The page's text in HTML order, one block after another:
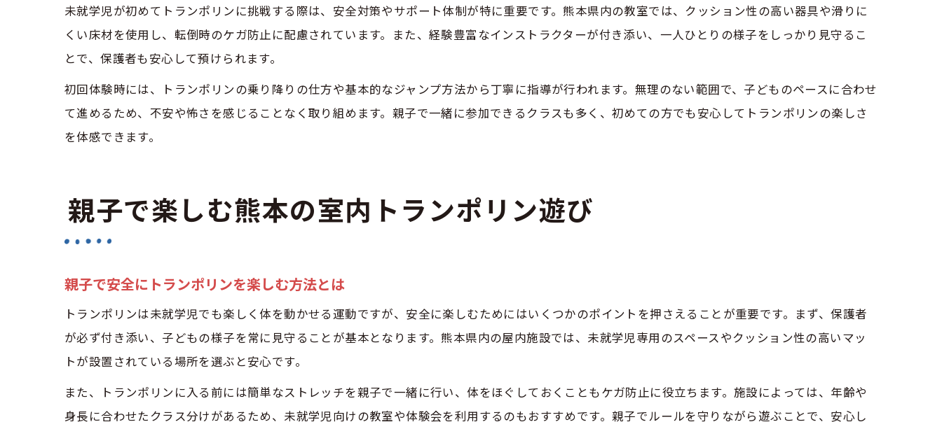
未就学児が初めてトランポリンに挑戦する際は、安全対策やサポート体制が特に重要です。熊本県内の教室では、クッション性の高い器具や滑りに
くい床材を使用し、転倒時のケガ防止に配慮されています。また、経験豊富なインストラクターが付き添い、一人ひとりの様子をしっかり見守るこ
とで、保護者も安心して預けられます。
初回体験時には、トランポリンの乗り降りの仕方や基本的なジャンプ方法から丁寧に指導が行われます。無理のない範囲で、子どものペースに合わせ
て進めるため、不安や怖さを感じることなく取り組めます。親子で一緒に参加できるクラスも多く、初めての方でも安心してトランポリンの楽しさ
を体感できます。
親子で楽しむ熊本の室内トランポリン遊び
親子で安全にトランポリンを楽しむ方法とは
トランポリンは未就学児でも楽しく体を動かせる運動ですが、安全に楽しむためにはいくつかのポイントを押さえることが重要です。まず、保護者
が必ず付き添い、子どもの様子を常に見守ることが基本となります。熊本県内の屋内施設では、未就学児専用のスペースやクッション性の高いマッ
トが設置されている場所を選ぶと安心です。
また、トランポリンに入る前には簡単なストレッチを親子で一緒に行い、体をほぐしておくこともケガ防止に役立ちます。施設によっては、年齢や
身長に合わせたクラス分けがあるため、未就学児向けの教室や体験会を利用するのもおすすめです。親子でルールを守りながら遊ぶことで、安心し